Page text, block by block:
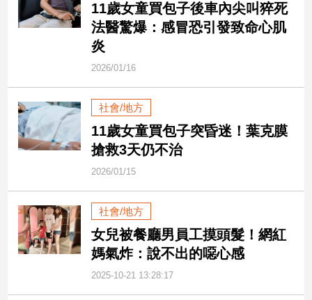
南
南
台
娛
樂
11歲女童買包子後車內尖叫猝死
法醫驚爆：感冒恐引發致命心肌
炎
2026/01/16
社會/地方
11歲女童買包子突昏迷！葉克膜
搶救3天仍不治
2026/01/15
社會/地方
女兒被餐廳男員工摸頭髮！網紅
媽氣炸：說不出的噁心感
2025-10-21 13:28:17